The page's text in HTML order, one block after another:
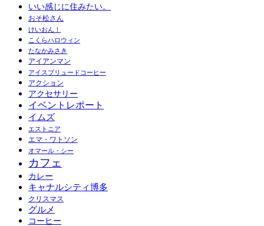
いい感じに住みたい。
おそ松さん
けいおん！
こくらハロウィン
たなかみさき
アイアンマン
アイスブリュードコーヒー
アクション
アクセサリー
イベントレポート
イムズ
エストニア
エマ・ワトソン
オマール・シー
カフェ
カレー
キャナルシティ博多
クリスマス
グルメ
コーヒー